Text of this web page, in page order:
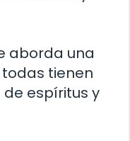
aborda una
tienen
espíritus y